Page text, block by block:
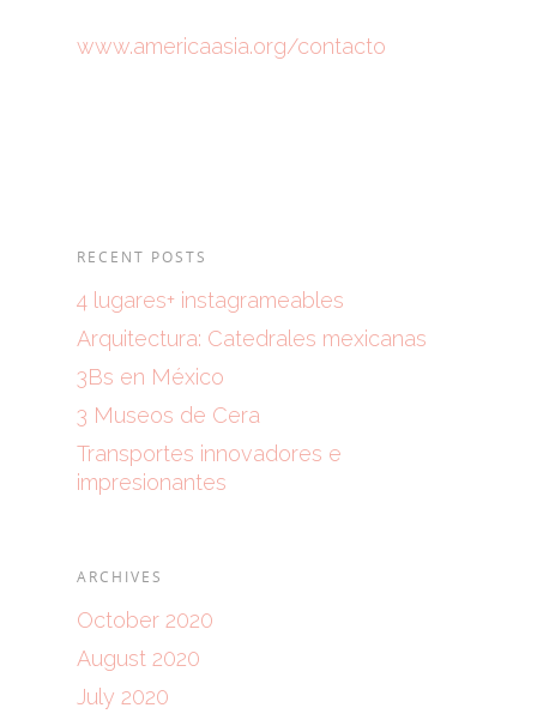
www.americaasia.org/contacto
RECENT POSTS
4 lugares+ instagrameables
Arquitectura: Catedrales mexicanas
3Bs en México
3 Museos de Cera
Transportes innovadores e
impresionantes
ARCHIVES
October 2020
August 2020
July 2020